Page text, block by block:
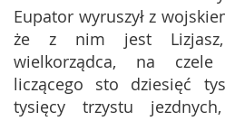
Eupator wyruszył z
że z nim jest
wielkorządca, na czele
liczącego sto dziesięć
tysięcy trzystu